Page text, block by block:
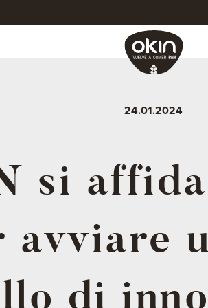
24.01.2024
si
avviare
di